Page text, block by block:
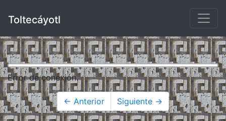
Toltecáyotl
Error de conexión.
← Anterior Siguiente →